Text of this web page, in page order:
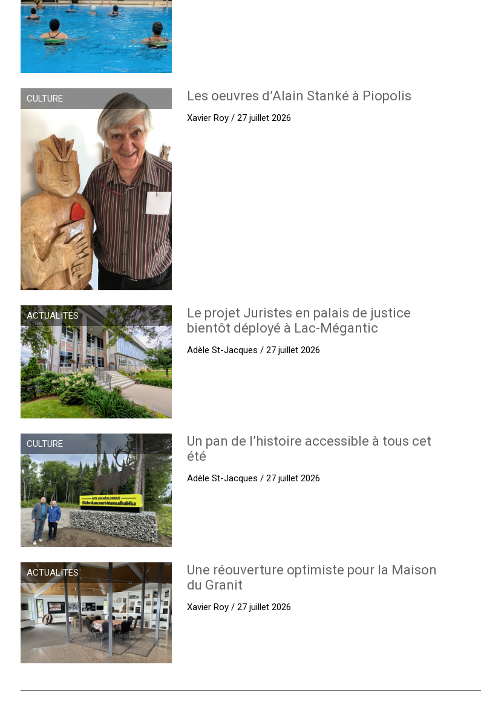
CULTURE Les oeuvres d’Alain Stanké à Piopolis
Xavier Roy / 27 juillet 2026
ACTUALITÉS
Le projet Juristes en palais de justice
bientôt déployé à Lac-Mégantic
Adèle St-Jacques / 27 juillet 2026
CULTURE
Un pan de l’histoire accessible à tous cet
été
Adèle St-Jacques / 27 juillet 2026
ACTUALITÉS
Une réouverture optimiste pour la Maison
du Granit
Xavier Roy / 27 juillet 2026